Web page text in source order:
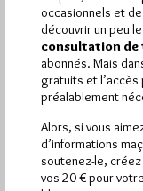
occasionnels et
découvrir un peu
consultation
abonnés. Mais
gratuits et
préalablement
Alors, si vous
d’informations
soutenez-le,
vos 20 € pour